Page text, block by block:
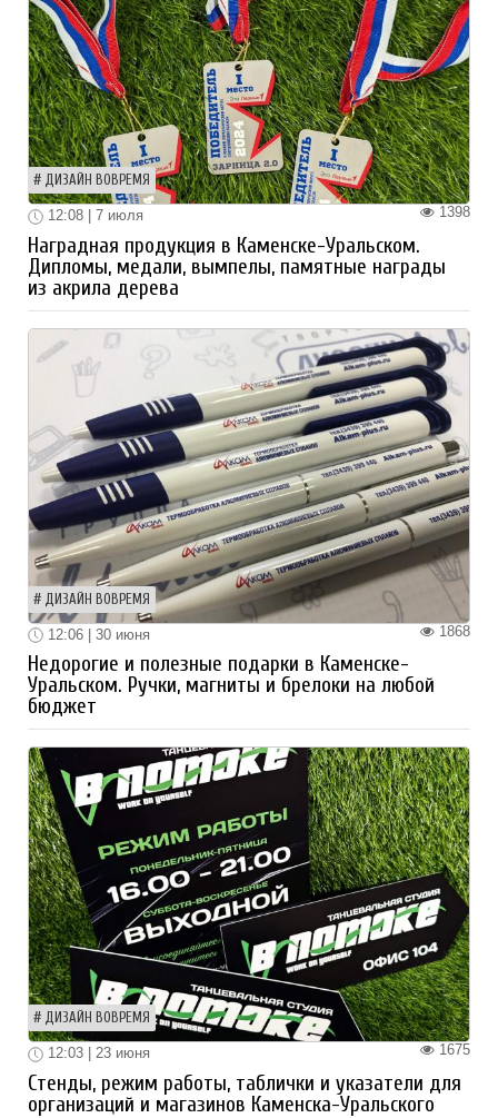
ДИЗАЙН ВОВРЕМЯ
1398
12:08 | 7 июля
Наградная продукция в Каменске-Уральском.
Дипломы, медали, вымпелы, памятные награды
из акрила дерева
ДИЗАЙН ВОВРЕМЯ
1868
12:06 | 30 июня
Недорогие и полезные подарки в Каменске-
Уральском. Ручки, магниты и брелоки на любой
бюджет
ДИЗАЙН ВОВРЕМЯ
1675
12:03 | 23 июня
Стенды, режим работы, таблички и указатели для
организаций и магазинов Каменска-Уральского